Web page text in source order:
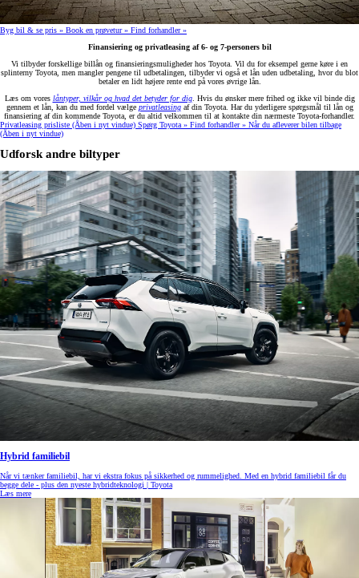
Byg bil & se pris » Book en prøvetur » Find forhandler »
Finansiering og privatleasing af 6- og 7-personers bil
Vi tilbyder forskellige billån og finansieringsmuligheder hos Toyota. Vil du for eksempel gerne køre i en
splinterny Toyota, men mangler pengene til udbetalingen, tilbyder vi også et lån uden udbetaling, hvor du blot
betaler en lidt højere rente end på vores øvrige lån.
Læs om vores låntyper, vilkår og hvad det betyder for dig. Hvis du ønsker mere frihed og ikke vil binde dig
gennem et lån, kan du med fordel vælge privatleasingaf din Toyota. Har du yderligere spørgsmål til lån og
finansiering af din kommende Toyota, er du altid velkommen til at kontakte din nærmeste Toyota-forhandler.
Privatleasing prisliste (Åben i nyt vindue) Spørg Toyota » Find forhandler » Når du afleverer bilen tilbage
(Åben i nyt vindue)
Udforsk andre biltyper
Hybrid familiebil
Når vi tænker familiebil, har vi ekstra fokus på sikkerhed og rummelighed. Med en hybrid familiebil får du
begge dele - plus den nyeste hybridteknologi | Toyota
Læs mere